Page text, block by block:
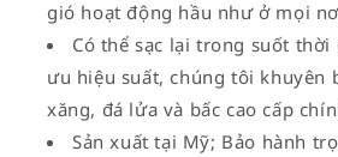
gió hoạt động hầu như ở mọi
Có thể sạc lại trong suốt
ưu hiệu suất, chúng tôi khuyên
xăng, đá lửa và bấc cao cấp
Sản xuất tại Mỹ; Bảo hành